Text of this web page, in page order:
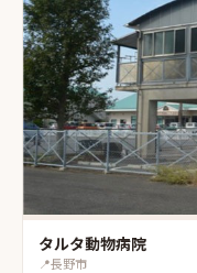
タルタ動物病院
📍長野市